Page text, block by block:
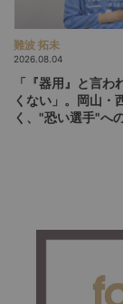
難波 拓未
2026.08.04
「『器用』と言わ
くない」。岡山・
く、"恐い選手"へ